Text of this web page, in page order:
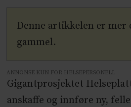
Denne artikkelen er mer
gammel.
ANNONSE KUN FOR HELSEPERSONELL
Gigantprosjektet
anskaffe og innføre ny,